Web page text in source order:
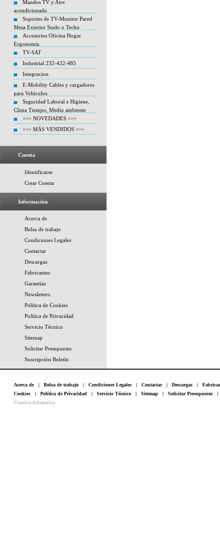
Mandos TV y Aire
acondicionado
Soportes de TV-Monitor Pared
Mesa Exterior Suelo o Techo
Accesorios Oficina Hogar
Ergonomia
TV-SAT
Industrial 232-422-485
Integracion
E-Mobility Cables y cargadores
para Vehiculos
Seguridad Laboral e Higiene,
Clima Tiempo, Medio ambiente
>>> NOVEDADES >>>
>>> MÁS VENDIDOS >>>
Cuenta
Identificarse
Crear Cuenta
Información
Acerca de
Bolsa de trabajo
Condiciones Legales
Contactar
Descargas
Fabricantes
Garantías
Newsletters
Política de Cookies
Política de Privacidad
Servicio Técnico
Sitemap
Solicitar Presupuesto
Suscripción Boletín
Acerca de| Bolsa de trabajo | Condiciones Legales | Contactar| Descargas |
Cookies | Política de Privacidad | Servicio Técnico | Sitemap | Solicitar Presupuesto
Conetica Informatica